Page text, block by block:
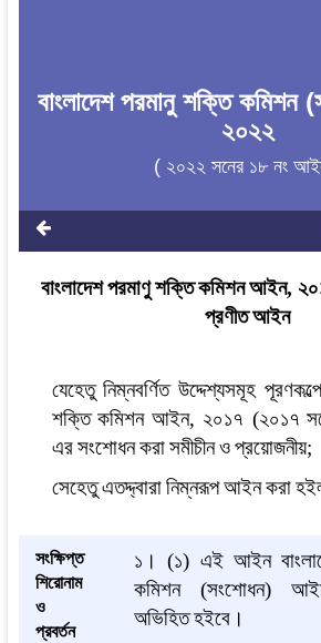
বাংলাদেশ পরমানু শক্তি
২০২২
( ২০২২ সনের ১৮ নং
বাংলাদেশপরমাণুশক্তিকমিশনআইন,
প্রণীতআইন
যেহেতু নিম্নবর্ণিত উদ্দেশ্যসমূহ পূরণকল্পে
শক্তি কমিশন আইন, ২০১৭ (২০১৭
এর সংশোধন করা সমীচীন ও প্রয়োজনীয়;
সেহেতু এতদ্দ্বারা নিম্নরূপ আইন করা
সংক্ষিপ্ত
শিরোনাম
ও
প্রবর্তন
১ । (১) এই আইন
কমিশন(সংশোধন)
অভিহিতহইবে ।